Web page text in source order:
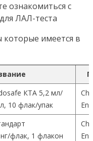
ознакомиться с
ЛАЛ-теста
имеется в
КТА 5,2 мл/
10 флак/упак
флак, 1 флакон